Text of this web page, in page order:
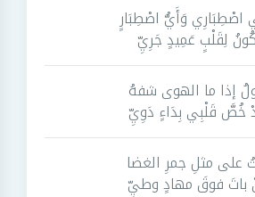
اصْطِبَارِي وَأَيُّ اصْطِبَارٍ
لِقَلْبٍ عَمِيدٍ جَرِيِّ
إذا ما الهوى شفهُ
خُصَّ قَلْبِي بِدَاءٍ دَوِيِّ
على مثلِ جمرِ الغضا
باتَ فوقَ مهادٍ وطيِّ